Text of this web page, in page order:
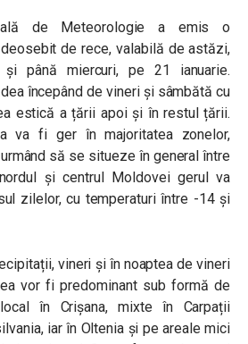
de Meteorologie a emis o
de rece, valabilă de astăzi,
până miercuri, pe 21 ianuarie.
începând devineri și sâmbătă cu
estică a țării apoi și în restul țării.
va fi ger în majoritatea zonelor,
să se situeze în general între
și centrul Moldovei gerul va
zilelor, cu temperaturi între -14 și
vineri și în noaptea de vineri
vor fi predominant sub formă de
în Crișana, mixte în Carpații
iar în Oltenia și pe areale mici